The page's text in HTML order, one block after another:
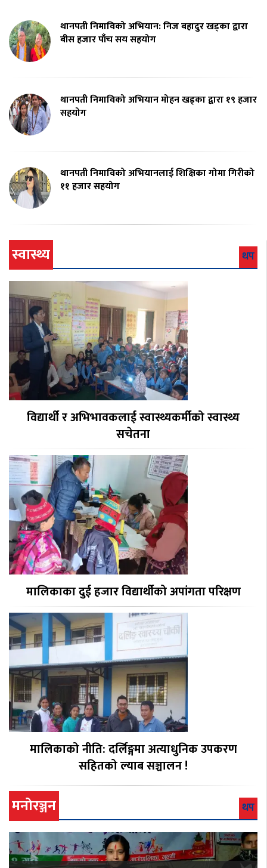
थानपती निमाविको अभियान: निज बहादुर खड्का द्वारा
बीस हजार पाँच सय सहयोग
थानपती निमाविको अभियान मोहन खड्का द्वारा १९ हजार
सहयोग
थानपती निमाविको अभियानलाई शिक्षिका गोमा गिरीको
११ हजार सहयोग
स्वास्थ्य थप
विद्यार्थी र अभिभावकलाई स्वास्थ्यकर्मीको स्वास्थ्य
सचेतना
मालिकाका दुई हजार विद्यार्थीको अपांगता परिक्षण
मालिकाको नीति: दर्लिङ्गमा अत्याधुनिक उपकरण
सहितको ल्याब सञ्चालन !
मनोरञ्जन थप